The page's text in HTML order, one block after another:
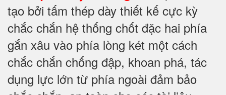
tạo bởi tấm thép dày thiết kế cực kỳ
chắc chắn hệ thống chốt đặc hai phía
gắn xâu vào phía lòng két một cách
chắc chắn chống đập, khoan phá, tác
dụng lực lớn từ phía ngoài đảm bảo